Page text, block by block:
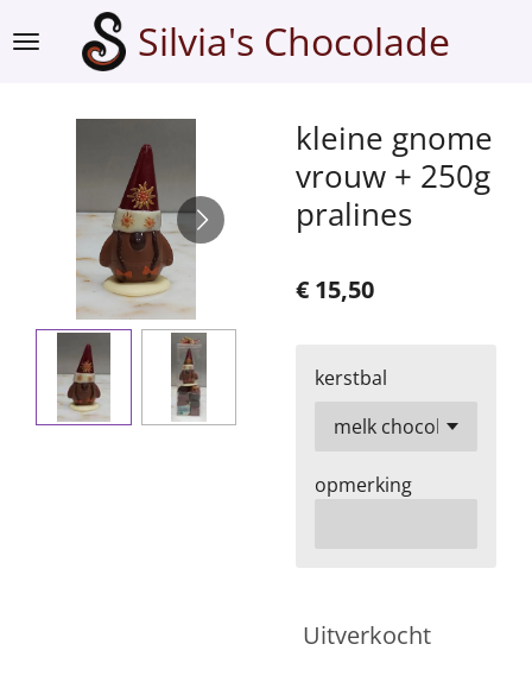
direct
Silvia's Chocolade
kleine gnome
vrouw + 250g
pralines
€ 15,50
kerstbal
opmerking
Uitverkocht